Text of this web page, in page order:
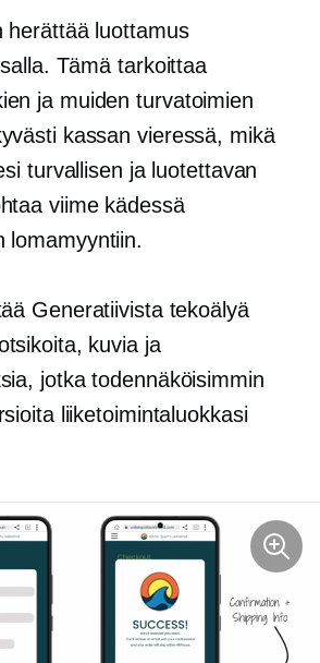
herättää luottamus
Tämä tarkoittaa
ja muiden turvatoimien
kassan vieressä, mikä
turvallisen ja luotettavan
viime kädessä
lomamyyntiin.
Generatiivista tekoälyä
kuvia ja
jotka todennäköisimmin
liiketoimintaluokkasi